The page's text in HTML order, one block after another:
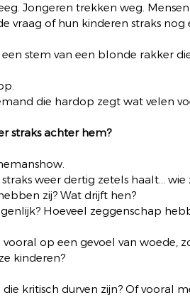
Jongeren trekken weg.
vraag of hun kinderen straks
stem van een blonde rakker die
die hardop zegt wat velen
straks achter hem?
weer dertig zetels haalt… wie
zij? Wat drijft hen?
Hoeveel zeggenschap
op een gevoel van woede,
kinderen?
kritisch durven zijn? Of vooral